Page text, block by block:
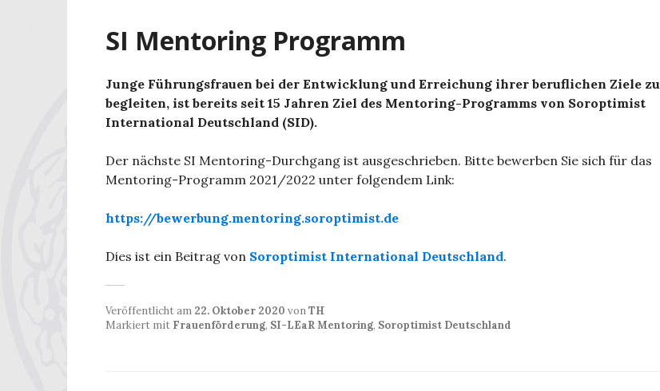
SI Mentoring Programm
Junge Führungsfrauen bei der Entwicklung und Erreichung ihrer beruflichen Ziele zu
begleiten, ist bereits seit 15 Jahren Ziel des Mentoring-Programms von Soroptimist
International Deutschland (SID).
Der nächste SI Mentoring-Durchgang ist ausgeschrieben. Bitte bewerben Sie sich für das
Mentoring-Programm 2021/2022 unter folgendem Link:
https://bewerbung.mentoring.soroptimist.de
Dies ist ein Beitrag von Soroptimist International Deutschland.
Veröffentlicht am 22. Oktober 2020 vonTH
Markiert mit Frauenförderung, SI-LEaR Mentoring, Soroptimist Deutschland